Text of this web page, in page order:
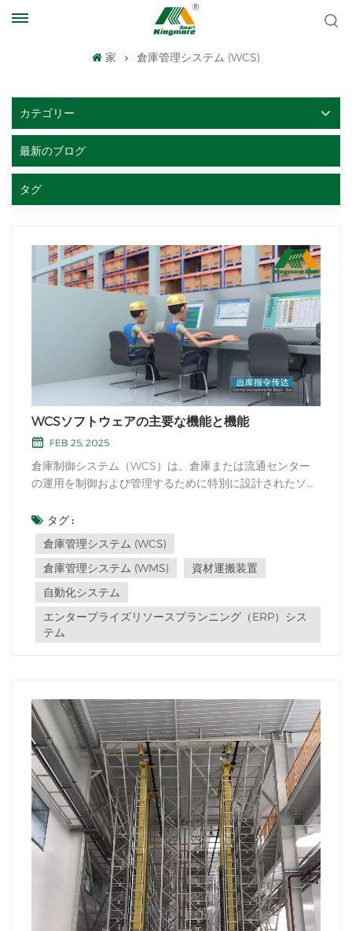
家 倉庫管理システム (WCS)
カテゴリー
最新のブログ
タグ
WCSソフトウェアの主要な機能と機能
FEB 25, 2025
倉庫制御システム（WCS）は、倉庫または流通センター
の運用を制御および管理するために特別に設計されたソフ
ルの機能を扱う倉庫管理システム（WMS）と、倉庫のフ
ロアのさまざまな材料処理機器と自動化システムを処理す
る仲介者として機能します。WCSの主な機能は、倉...
タグ :
倉庫管理システム (WCS)
倉庫管理システム (WMS)
資材運搬装置
自動化システム
エンタープライズリソースプランニング（ERP）シス
テム